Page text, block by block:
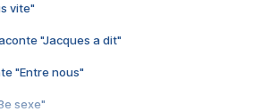
vite"
"Jacques a dit"
"Entre nous"
sexe"